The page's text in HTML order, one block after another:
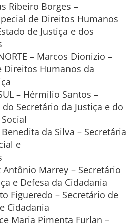
Ribeiro Borges –
de Direitos Humanos
de Justiça e dos
– Marcos Dionizio –
Direitos Humanos da
– Hérmilio Santos –
Secretário da Justiça e do
Benedita da Silva – Secretária
e
Antônio Marrey – Secretário
e Defesa da Cidadania
Figueredo – Secretário de
Cidadania
Maria Pimenta Furlan –